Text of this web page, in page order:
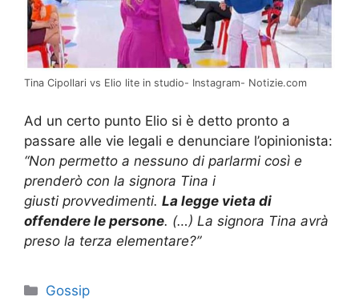
Tina Cipollari vs Elio lite in studio- Instagram- Notizie.com
Ad un certo punto Elio si è detto pronto a
passare alle vie legali e denunciare l’opinionista:
“Non permetto a nessuno di parlarmi così e
prenderò con la signora Tina i
giusti provvedimenti. La legge vieta di
offendere le persone. (…) La signora Tina avrà
preso la terza elementare?”
Categorie
Gossip